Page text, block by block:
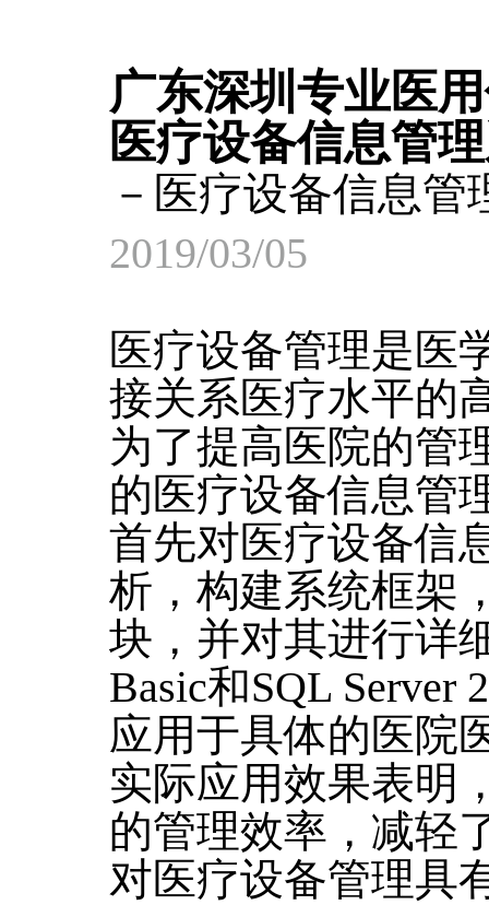
广东深圳专业医
医疗设备信息管
－医疗设备信息
2019/03/05
医疗设备管理是医
接关系医疗水平的
为了提高医院的管
的医疗设备信息管
首先对医疗设备信
析，构建系统框架
块，并对其进行详
Basic和SQL Server
应用于具体的医院
实际应用效果表明
的管理效率，减轻
对医疗设备管理具